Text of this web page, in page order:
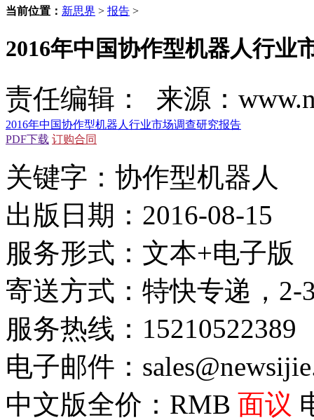
当前位置： 新思界 > 报告 >
2016年中国协作型机器人行业
责任编辑： 来源：
2016年中国协作型机器人行业市场调查研究报告
PDF下载 订购合同
关键字：协作型机器人
出版日期：2016-08-15
服务形式：文本+电子版
寄送方式：特快专递，2-
服务热线：15210522389
电子邮件：
中文版全价：RMB 面议